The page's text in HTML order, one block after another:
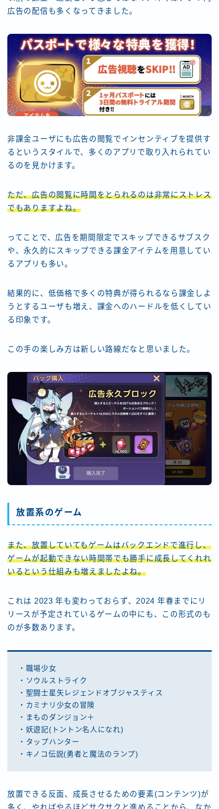
広告の配信も多くなってきました。
非課金ユーザにも広告の閲覧でインセンティブを提供す
るというスタイルで、多くのアプリで取り入れられてい
るのを見かけます。
ただ、広告の閲覧に時間をとられるのは非常にストレス
でもありますよね。
ってことで、広告を期間限定でスキップできるサブスク
や、永久的にスキップできる課金アイテムを用意してい
るアプリも多い。
結果的に、低価格で多くの特典が得られるなら課金しよ
うとするユーザも増え、課金へのハードルを低くしてい
る印象です。
この手の楽しみ方は新しい路線だなと思いました。
放置系のゲーム
また、放置していてもゲームはバックエンドで進行し、
ゲームが起動できない時間帯でも勝手に成長してくれれ
いるという仕組みも増えましたよね。
これは 2023 年も変わっておらず、2024 年春までにリ
リースが予定されているゲームの中にも、この形式のも
のが多数あります。
・職場少女
・ソウルストライク
・聖闘士星矢レジェンドオブジャスティス
・カミナリ少女の冒険
・まものダンジョン＋
・妖遊記(トントン名人になれ)
・タップハンター
・キノコ伝説(勇者と魔法のランプ)
放置できる反面、成長させるための要素(コンテンツ)が